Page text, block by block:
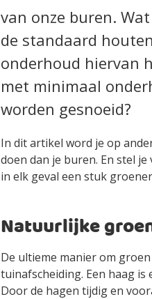
van onze buren.
de standaard
onderhoud hiervan
met minimaal
worden gesnoeid?
In dit artikel word je op
doen dan je buren. En stel
in elk geval een stuk
Natuurlijke
De ultieme manier om
tuinafscheiding. Een haag
Door de hagen tijdig en